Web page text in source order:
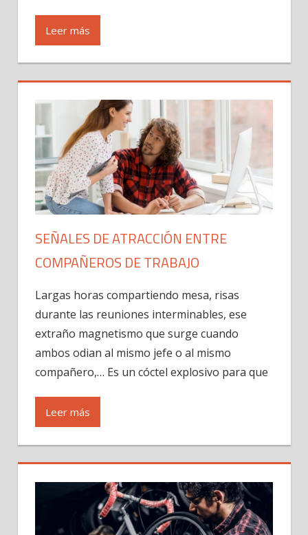
Leer más
SEÑALES DE ATRACCIÓN ENTRE
COMPAÑEROS DE TRABAJO
Largas horas compartiendo mesa, risas
durante las reuniones interminables, ese
extraño magnetismo que surge cuando
ambos odian al mismo jefe o al mismo
compañero,… Es un cóctel explosivo para que
Leer más